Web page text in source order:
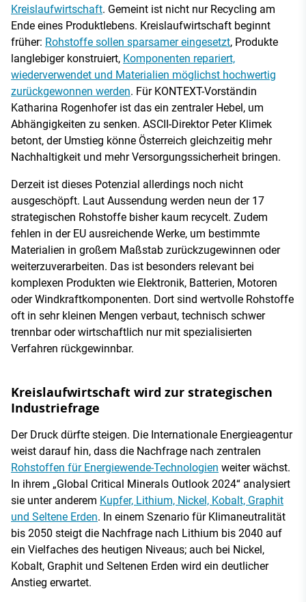
Kreislaufwirtschaft. Gemeint ist nicht nur Recycling am
Ende eines Produktlebens. Kreislaufwirtschaft beginnt
früher: Rohstoffe sollen sparsamer eingesetzt, Produkte
langlebiger konstruiert, Komponenten repariert,
wiederverwendet und Materialien möglichst hochwertig
zurückgewonnen werden. Für KONTEXT-Vorständin
Katharina Rogenhofer ist das ein zentraler Hebel, um
Abhängigkeiten zu senken. ASCII-Direktor Peter Klimek
betont, der Umstieg könne Österreich gleichzeitig mehr
Nachhaltigkeit und mehr Versorgungssicherheit bringen.
Derzeit ist dieses Potenzial allerdings noch nicht
ausgeschöpft. Laut Aussendung werden neun der 17
strategischen Rohstoffe bisher kaum recycelt. Zudem
fehlen in der EU ausreichende Werke, um bestimmte
Materialien in großem Maßstab zurückzugewinnen oder
weiterzuverarbeiten. Das ist besonders relevant bei
komplexen Produkten wie Elektronik, Batterien, Motoren
oder Windkraftkomponenten. Dort sind wertvolle Rohstoffe
oft in sehr kleinen Mengen verbaut, technisch schwer
trennbar oder wirtschaftlich nur mit spezialisierten
Verfahren rückgewinnbar.
Kreislaufwirtschaft wird zur strategischen
Industriefrage
Der Druck dürfte steigen. Die Internationale Energieagentur
weist darauf hin, dass die Nachfrage nach zentralen
Rohstoffen für Energiewende-Technologien weiter wächst.
In ihrem „Global Critical Minerals Outlook 2024“ analysiert
sie unter anderem Kupfer, Lithium, Nickel, Kobalt, Graphit
und Seltene Erden. In einem Szenario für Klimaneutralität
bis 2050 steigt die Nachfrage nach Lithium bis 2040 auf
ein Vielfaches des heutigen Niveaus; auch bei Nickel,
Kobalt, Graphit und Seltenen Erden wird ein deutlicher
Anstieg erwartet.